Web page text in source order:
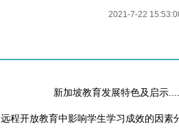
2021-7-22
新加坡教育发展特色及启示
远程开放教育中影响学生学习成效的因素